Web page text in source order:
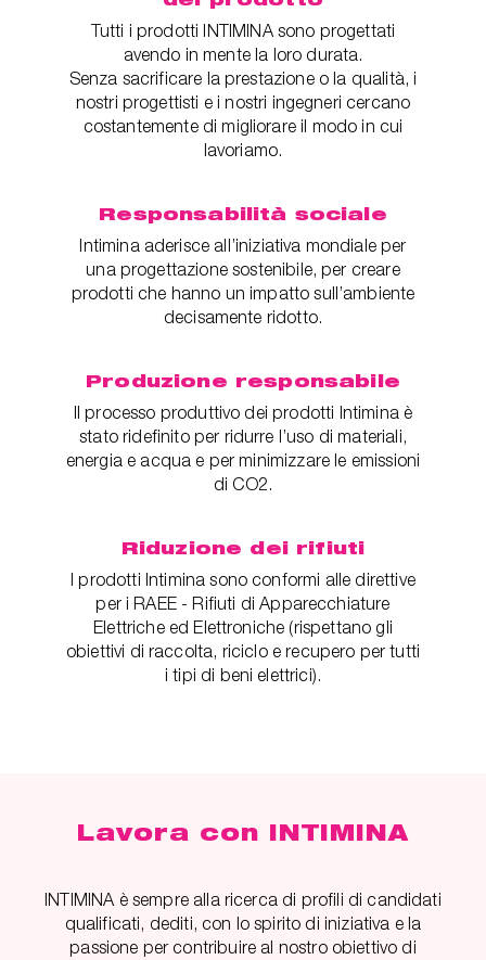
Tutti i prodotti INTIMINA sono progettati
avendo in mente la loro durata.
Senza sacrificare la prestazione o la qualità, i
nostri progettisti e i nostri ingegneri cercano
costantemente di migliorare il modo in cui
lavoriamo.
Responsabilità sociale
Intimina aderisce all’iniziativa mondiale per
una progettazione sostenibile, per creare
prodotti che hanno un impatto sull’ambiente
decisamente ridotto.
Produzione responsabile
Il processo produttivo dei prodotti Intimina è
stato ridefinito per ridurre l’uso di materiali,
energia e acqua e per minimizzare le emissioni
di CO2.
Riduzione dei rifiuti
I prodotti Intimina sono conformi alle direttive
per i RAEE - Rifiuti di Apparecchiature
Elettriche ed Elettroniche (rispettano gli
obiettivi di raccolta, riciclo e recupero per tutti
i tipi di beni elettrici).
Lavora con INTIMINA
INTIMINA è sempre alla ricerca di profili di candidati
qualificati, dediti, con lo spirito di iniziativa e la
passione per contribuire al nostro obiettivo di